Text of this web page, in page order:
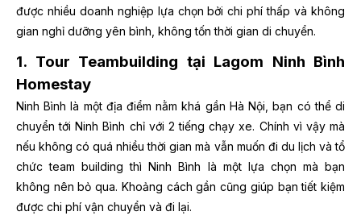
được nhiều doanh nghiệp lựa chọn bởi chi phí thấp và không
gian nghỉ dưỡng yên bình, không tốn thời gian di chuyển.
1. Tour Teambuilding tại Lagom Ninh Bình
Homestay
Ninh Bình là một địa điểm nằm khá gần Hà Nội, bạn có thể di
chuyển tới Ninh Bình chỉ với 2 tiếng chạy xe. Chính vì vậy mà
nếu không có quá nhiều thời gian mà vẫn muốn đi du lịch và tổ
chức team building thì Ninh Bình là một lựa chọn mà bạn
không nên bỏ qua. Khoảng cách gần cũng giúp bạn tiết kiệm
được chi phí vận chuyển và đi lại.